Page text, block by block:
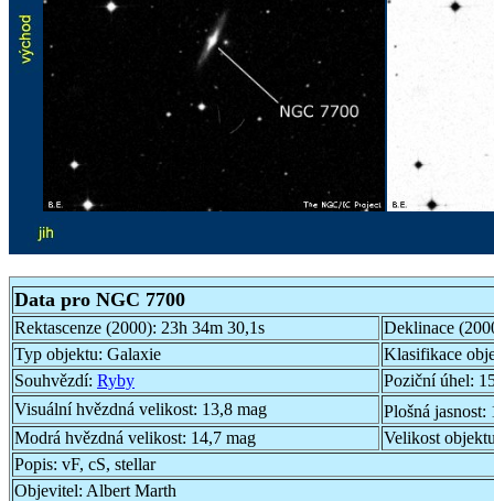
Data pro NGC 7700
Rektascenze (2000): 23h 34m 30,1s
Deklinace
Typ objektu: Galaxie
Klasifikace
Souhvězdí: Ryby Poziční úhel:
Visuální hvězdná velikost: 13,8 mag Plošná jasnost:
Modrá hvězdná velikost: 14,7 mag
Velikost
Popis: vF, cS, stellar
Objevitel: Albert Marth